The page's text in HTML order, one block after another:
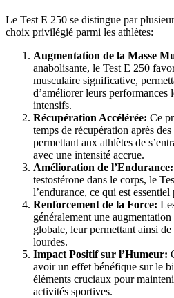
Le Test E 250 se distingue par
choix privilégié parmi les athlètes:
Augmentation de la Masse
anabolisante, le Test E 250
musculaire significative,
d’améliorer leurs performances
intensifs.
Récupération Accélérée: Ce
temps de récupération après
permettant aux athlètes de
avec une intensité accrue.
Amélioration de l’Endurance:
testostérone dans le corps, le
l’endurance, ce qui est
Renforcement de la Force:
généralement une
globale, leur permettant ainsi
lourdes.
Impact Positif sur l’Humeur:
avoir un effet bénéfique sur le
éléments cruciaux pour
activités sportives.